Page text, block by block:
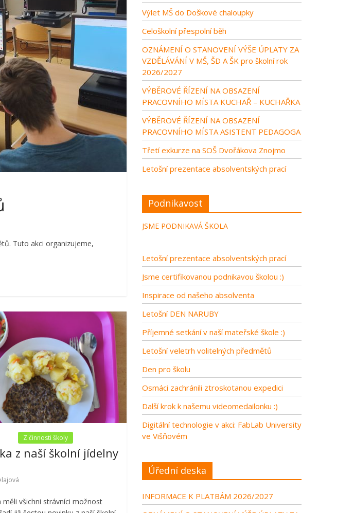
Tuto akci organizujeme,
Z činnosti školy
z naší školní jídelny
měli všichni strávníci možnost
Výlet MŠ do Doškové chaloupky
Celoškolní přespolní běh
OZNÁMENÍ O STANOVENÍ VÝŠE ÚPLATY ZA
VZDĚLÁVÁNÍ V MŠ, ŠD A ŠK pro školní rok
2026/2027
VÝBĚROVÉ ŘÍZENÍ NA OBSAZENÍ
PRACOVNÍHO MÍSTA KUCHAŘ – KUCHAŘKA
VÝBĚROVÉ ŘÍZENÍ NA OBSAZENÍ
PRACOVNÍHO MÍSTA ASISTENT PEDAGOGA
Třetí exkurze na SOŠ Dvořákova Znojmo
Letošní prezentace absolventských prací
Podnikavost
JSME PODNIKAVÁ ŠKOLA
Letošní prezentace absolventských prací
Jsme certifikovanou podnikavou školou :)
Inspirace od našeho absolventa
Letošní DEN NARUBY
Příjemné setkání v naší mateřské škole :)
Letošní veletrh volitelných předmětů
Den pro školu
Osmáci zachránili ztroskotanou expedici
Další krok k našemu videomedailonku :)
Digitální technologie v akci: FabLab University
ve Višňovém
Úřední deska
INFORMACE K PLATBÁM 2026/2027